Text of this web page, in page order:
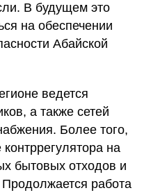
В будущем это
на обеспечении
Абайской
ведется
а также сетей
Более того,
на
бытовых отходов и
работа